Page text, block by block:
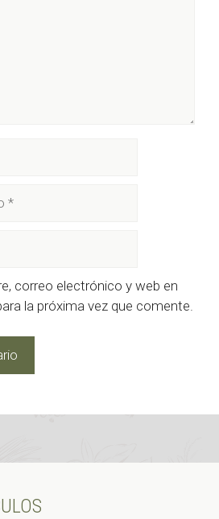
correo electrónico y web en
la próxima vez que comente.